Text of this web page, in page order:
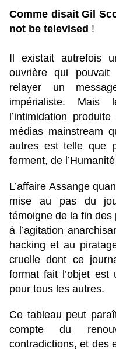
Comme disait Gil
not be televised !
Il existait autrefois
ouvrière qui pouvait
relayer un
impérialiste. Mais
l’intimidation
médias mainstream
autres est telle que
ferment, de
L’affaire Assange
mise au pas du
témoigne de la fin
à l’agitation
hacking et au
cruelle dont ce
format fait l’objet est
pour tous les autres.
Ce tableau peut
compte du
contradictions, et des